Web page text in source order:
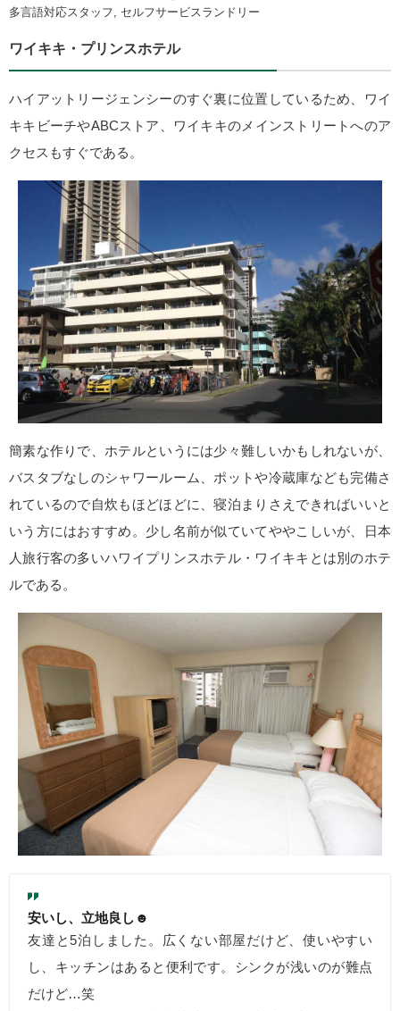
多言語対応スタッフ, セルフサービスランドリー
ワイキキ・プリンスホテル
ハイアットリージェンシーのすぐ裏に位置しているため、ワイ
キキビーチやABCストア、ワイキキのメインストリートへのア
クセスもすぐである。
簡素な作りで、ホテルというには少々難しいかもしれないが、
バスタブなしのシャワールーム、ポットや冷蔵庫なども完備さ
れているので自炊もほどほどに、寝泊まりさえできればいいと
いう方にはおすすめ。少し名前が似ていてややこしいが、日本
人旅行客の多いハワイプリンスホテル・ワイキキとは別のホテ
ルである。
安いし、立地良し☻
友達と5泊しました。広くない部屋だけど、使いやすい
し、キッチンはあると便利です。シンクが浅いのが難点
だけど…笑